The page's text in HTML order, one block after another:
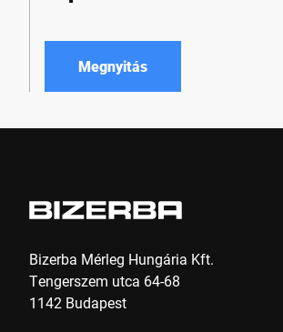
Megnyitás
Bizerba Mérleg Hungária Kft.
Tengerszem utca 64-68
1142 Budapest